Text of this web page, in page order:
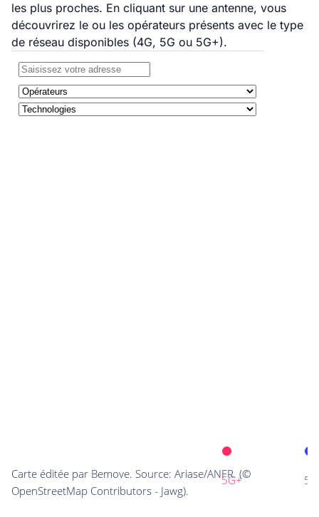
les plus proches. En cliquant sur une antenne, vous
découvrirez le ou les opérateurs présents avec le type
de réseau disponibles (4G, 5G ou 5G+).